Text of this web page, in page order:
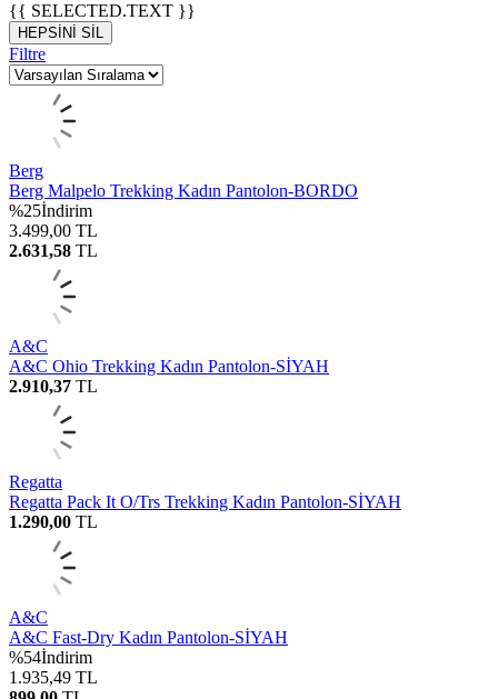
{{ SELECTED.TEXT }}
HEPSİNİ SİL
Filtre
Berg
Berg Malpelo Trekking Kadın Pantolon-BORDO
%25İndirim
3.499,00 TL
2.631,58 TL
A&C
A&C Ohio Trekking Kadın Pantolon-SİYAH
2.910,37 TL
Regatta
Regatta Pack It O/Trs Trekking Kadın Pantolon-SİYAH
1.290,00 TL
A&C
A&C Fast-Dry Kadın Pantolon-SİYAH
%54İndirim
1.935,49 TL